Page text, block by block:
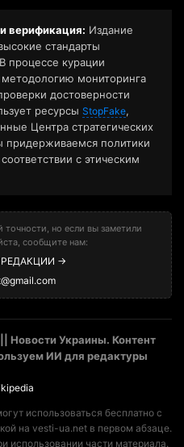
верификация: Издание
стандарты
процессе курации
мониторинга
достоверности
ресурсы StopFake,
Центра стратегических
политики
с этическим
но если вы заметили
сообщите нам:
→
Новости Украины. Контент
ИИ для редактуры
использоваться бесплатно с
на vesti-ua.net в первом абзаце.
использовании части материала.